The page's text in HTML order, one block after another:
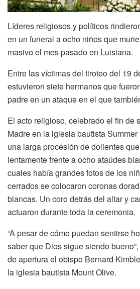
Líderes religiosos y políticos
en un funeral a ocho niños que
masivo el mes pasado en Luisiana.
Entre las víctimas del tiroteo del 19
estuvieron siete hermanos que
padre en un ataque en el que
El acto religioso, celebrado el fin de
Madre en la iglesia bautista
una larga procesión de dolientes
lentamente frente a ocho ataúdes
cuales había grandes fotos de los
cerrados se colocaron coronas
blancas. Un coro detrás del altar y
actuaron durante toda la ceremonia.
“A pesar de cómo puedan sentirse
saber que Dios sigue siendo
de apertura el obispo Bernard
la iglesia bautista Mount Olive.